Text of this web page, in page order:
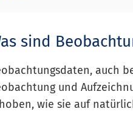
sind
auch
und
wie sie auf